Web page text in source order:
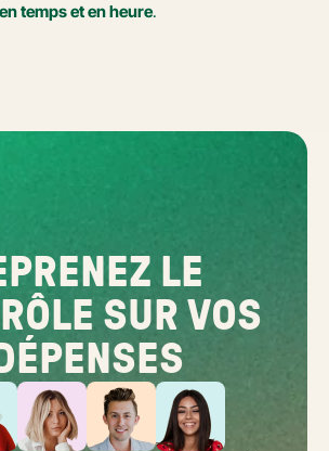
en temps et en heure.
LE
SUR VOS